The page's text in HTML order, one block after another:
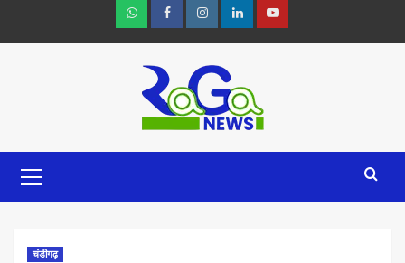
चंडीगढ़